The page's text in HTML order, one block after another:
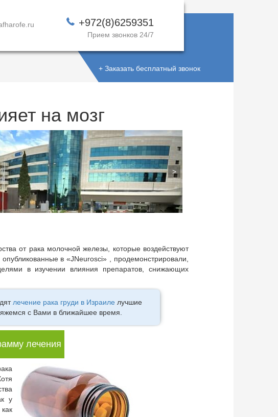
+972(8)6259351
Прием звонков 24/7
+ Заказать бесплатный звонок
на мозг
>
от рака молочной железы, которые воздействуют
в «JNeurosci» , продемонстрировали,
в изучении влияния препаратов, снижающих
лечение рака груди в Израиле лучшие
с Вами в ближайшее время.
лечения
у